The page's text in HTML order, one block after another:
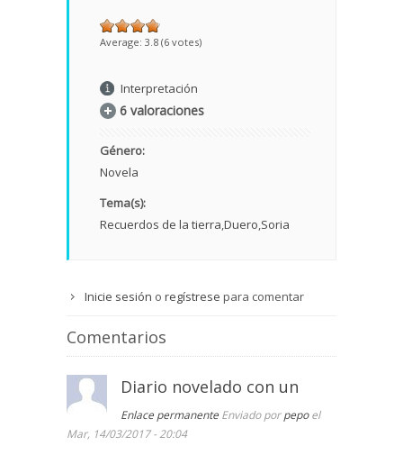
Average: 3.8 (6 votes)
Interpretación
6 valoraciones
Género:
Novela
Tema(s):
Recuerdos de la tierra Duero Soria
Inicie sesión o regístrese para comentar
Comentarios
Diario novelado con un
Enlace permanente Enviado porpepoel
Mar, 14/03/2017 - 20:04